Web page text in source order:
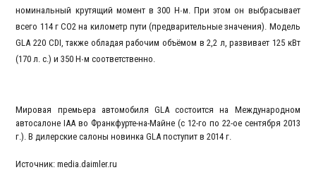
номинальный крутящий момент в 300 Н∙м. При этом он выбрасывает
всего 114 г CO2 на километр пути (предварительные значения). Модель
GLA 220 CDI, также обладая рабочим объёмом в 2,2 л, развивает 125 кВт
(170 л. с.) и 350 Н∙м соответственно.
Мировая премьера автомобиля GLA состоится на Международном
автосалоне IAA во Франкфурте-на-Майне (с 12-го по 22-ое сентября 2013
г.). В дилерские салоны новинка GLA поступит в 2014 г.
Источник: media.daimler.ru